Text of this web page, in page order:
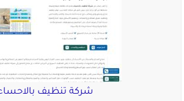
شركة تنظيف بالاحساء